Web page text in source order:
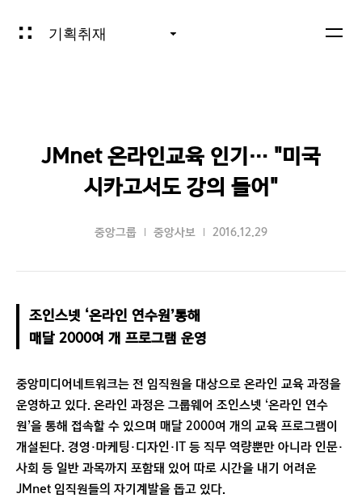
기획취재
JMnet 온라인교육 인기… "미국
시카고서도 강의 들어"
중앙그룹 중앙사보 2016.12.29
조인스넷 ‘온라인 연수원’통해
매달 2000여 개 프로그램 운영
중앙미디어네트워크는 전 임직원을 대상으로 온라인 교육 과정을
운영하고 있다. 온라인 과정은 그룹웨어 조인스넷 ‘온라인 연수
원’을 통해 접속할 수 있으며 매달 2000여 개의 교육 프로그램이
개설된다. 경영·마케팅·디자인·IT 등 직무 역량뿐만 아니라 인문·
사회 등 일반 과목까지 포함돼 있어 따로 시간을 내기 어려운
JMnet 임직원들의 자기계발을 돕고 있다.